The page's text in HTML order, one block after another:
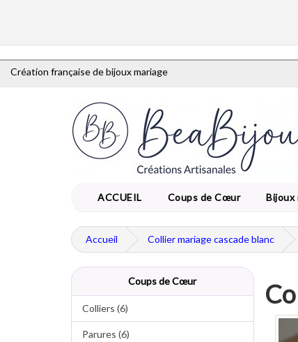
Création française de bijoux mariage
ACCUEIL Coups de Cœur Bijoux
Accueil Collier mariage cascade blanc
Coups de Cœur
Colliers (6)
Parures (6)